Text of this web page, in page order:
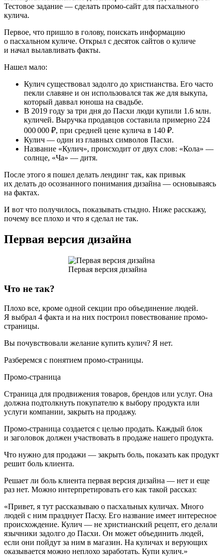
Тестовое задание — сделать промо-сайт для пасхального
кулича.
Первое, что пришло в голову, поискать информацию
о пасхальном куличе. Открыл с десяток сайтов о куличе
и начал вылавливать факты.
Нашел мало:
Кулич существовал задолго до христианства. Его часто
пекли славяне и он использовался так же для выкупа,
который даввал юноша на свадьбе.
В 2019 году за три дня до Пасхи люди купили 1.6 млн.
куличей. Выручка продавцов составила примерно 224
000 000 ₽, при средней цене кулича в 140 ₽.
Кулич — один из главных символов Пасхи.
Название «Кулич», происходит от двух слов: «Кола» —
солнце, «Ча» — дитя.
После этого я пошел делать лендинг так, как привык
их делать до осознанного понимания дизайна — основываясь
на фактах.
И вот что получилось, показывать стыдно. Ниже расскажу,
почему все плохо и что я сделал не так.
Первая версия дизайна
Первая версия дизайна
Что не так?
Плохо все, кроме одной секции про объединение людей.
Я выбрал 4 факта и на них построил повествование промо-
страницы.
Вы почувствовали желание купить кулич? Я нет.
Разберемся с понятием промо-страницы.
Промо-страница
Страница для продвижения товаров, брендов или услуг. Она
должна подтолкнуть покупателю к выбору продукта или
услуги компании, закрыть на продажу.
Промо-страница создается с целью продать. Каждый блок
и заголовок должен участвовать в продаже нашего продукта.
Что нужно для продажи — закрыть боль, показать как продукт
решит боль клиента.
Решает ли боль клиента первая версия дизайна — нет и еще
раз нет. Можно интерпретировать его как такой рассказ:
«Привет, я тут рассказываю о пасхальных куличах. Много
людей с ним празднует Пасху. Его название имеет интересное
происхождение. Кулич — не христианский рецепт, его делали
язычники задолго до Пасхи. Он может объединить людей,
если они пойдут за ним в магазин. На куличах и верующих
оказывается можно неплохо заработать. Купи кулич.»